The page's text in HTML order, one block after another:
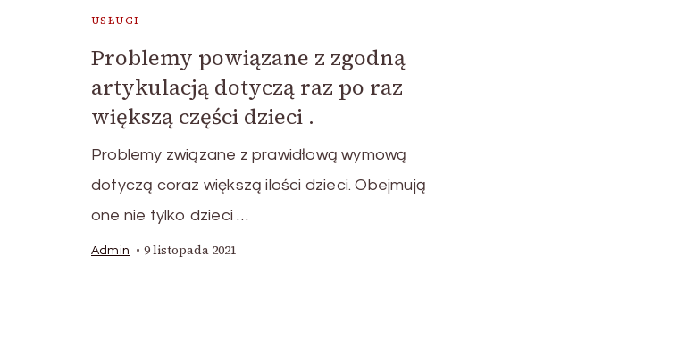
USŁUGI
Problemy powiązane z zgodną
artykulacją dotyczą raz po raz
większą części dzieci .
Problemy związane z prawidłową wymową
dotyczą coraz większą ilości dzieci. Obejmują
one nie tylko dzieci …
Admin 9 listopada 2021